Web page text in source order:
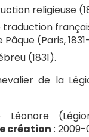
religieuse
traduction
(Paris,
(1831).
de la
création : 2009-